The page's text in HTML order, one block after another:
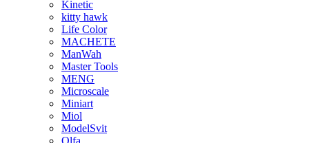
Kinetic
kitty hawk
Life Color
MACHETE
ManWah
Master Tools
MENG
Microscale
Miniart
Miol
ModelSvit
Olfa